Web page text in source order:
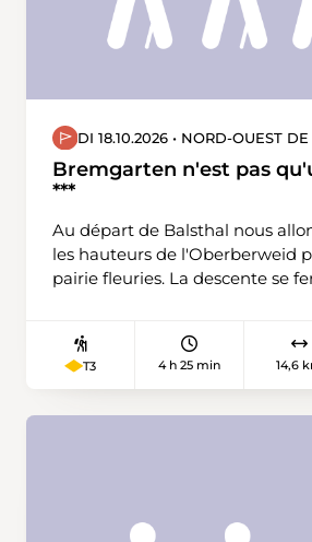
DI 18.10.2026 • NORD-OUEST
Bremgarten n'est pas
***
Au départ de Balsthal nous
les hauteurs de l'Oberberweid
pairie fleuries. La descente se
T3 4 h 25 min 14,6